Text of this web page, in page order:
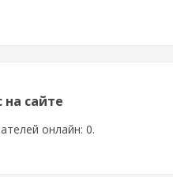
на сайте
онлайн: 0.